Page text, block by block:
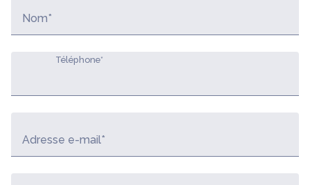
Nom*
Téléphone*
Adresse e-mail*